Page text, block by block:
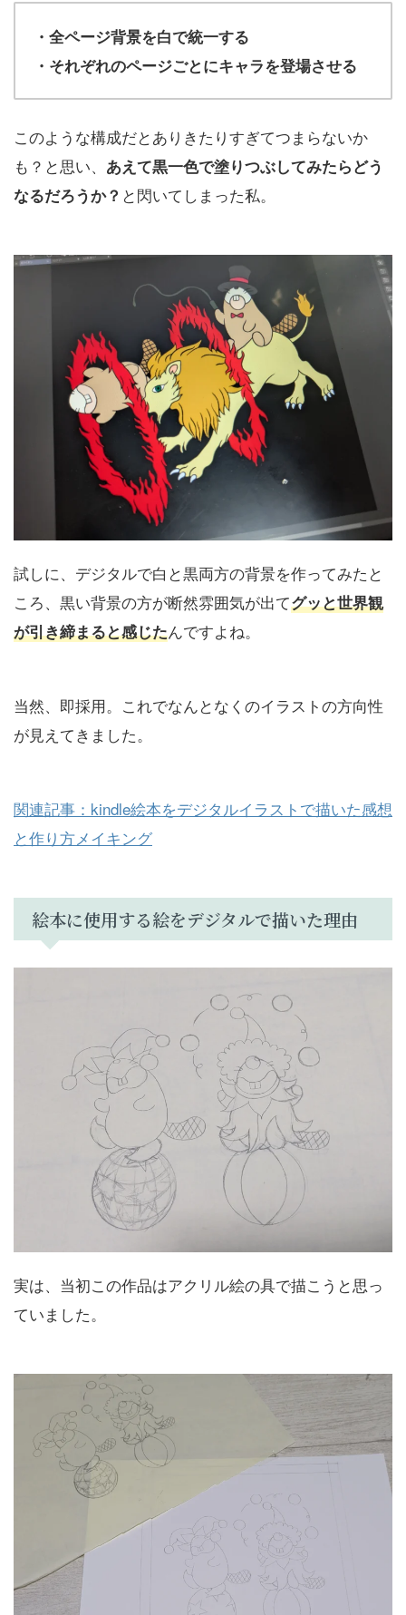
・全ページ背景を白で統一する
・それぞれのページごとにキャラを登場させる
このような構成だとありきたりすぎてつまらないか
も？と思い、 あえて黒一色で塗りつぶしてみたらどう
なるだろうか？ と閃いてしまった私。
試しに、デジタルで白と黒両方の背景を作ってみたと
ころ、黒い背景の方が断然雰囲気が出てグッと世界観
が引き締まると感じたんですよね。
当然、即採用。これでなんとなくのイラストの方向性
が見えてきました。
関連記事：kindle絵本をデジタルイラストで描いた感想
と作り方メイキング
絵本に使用する絵をデジタルで描いた理由
実は、当初この作品はアクリル絵の具で描こうと思っ
ていました。